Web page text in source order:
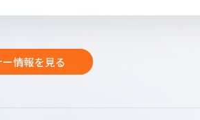
情報を見る